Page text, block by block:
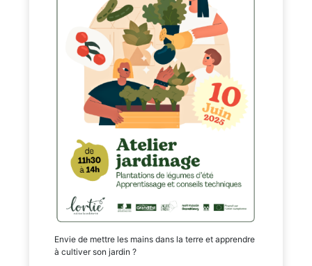
Envie de mettre les mains dans la terre et apprendre
à cultiver son jardin ?